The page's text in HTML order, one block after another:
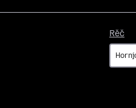
Rěč